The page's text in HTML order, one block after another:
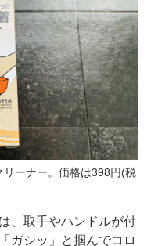
ーナー。価格は398円(税
、取手やハンドルが付
ガシッ」と掴んでコロ